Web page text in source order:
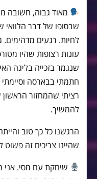
מאוד גבוה, חשובה
שבסופו של דבר הלוואי
לחיות. רגעים מדהימים.
עונות רצופות שהיו
חתמתי בבארסה
רציתי שהמחזור
להמשיך.
הרגשנו כל כך טוב
שהיינו צריכים זה
שיחקת עם מסי.